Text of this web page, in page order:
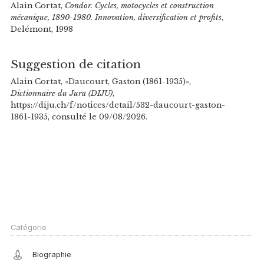
Alain Cortat, Condor. Cycles, motocycles et construction
mécanique, 1890-1980. Innovation, diversification et profits,
Delémont, 1998
Suggestion de citation
Alain Cortat, «Daucourt, Gaston (1861-1935)»,
Dictionnaire du Jura (DIJU),
https://diju.ch/f/notices/detail/532-daucourt-gaston-
1861-1935, consulté le 09/08/2026.
Catégorie
Biographie